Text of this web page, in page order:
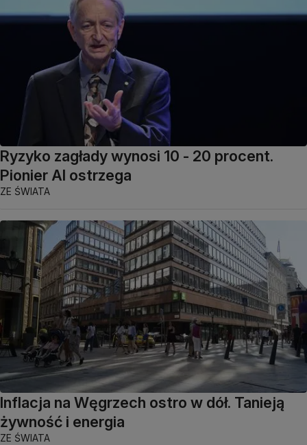
Ryzyko zagłady wynosi 10 - 20 procent.
Pionier AI ostrzega
ZE ŚWIATA
Inflacja na Węgrzech ostro w dół. Tanieją
żywność i energia
ZE ŚWIATA